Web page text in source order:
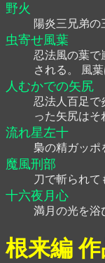
野火
陽炎三兄弟の
虫寄せ風葉
忍法風の葉で
される。 風
人むかでの矢尻
忍法人百足で
った矢尻はそ
流れ星左十
梟の精ガッポ
魔風刑部
刀で斬られて
十六夜月心
満月の光を浴
根来編